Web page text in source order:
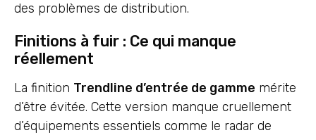
des problèmes de distribution.
Finitions à fuir : Ce qui manque
réellement
La finition Trendline d’entrée de gamme mérite
d’être évitée. Cette version manque cruellement
d’équipements essentiels comme le radar de